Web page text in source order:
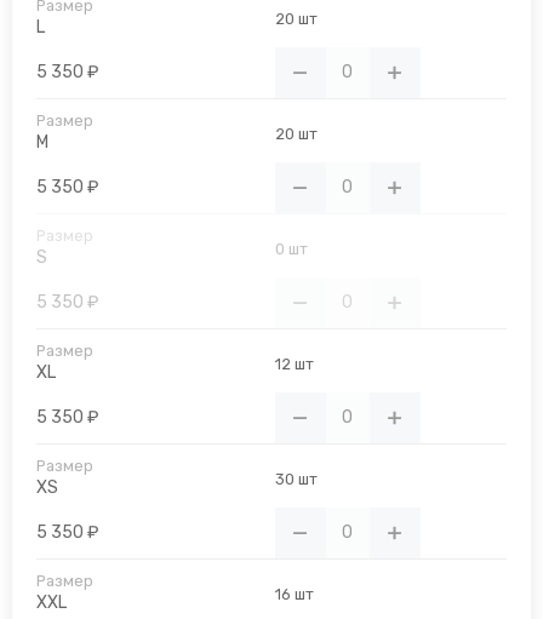
L 20 шт
5 350 ₽
M 20 шт
5 350 ₽
S 0 шт
5 350 ₽
XL 12 шт
5 350 ₽
XS 30 шт
5 350 ₽
XXL 16 шт